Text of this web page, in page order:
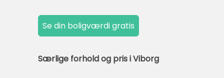
Særlige forhold og pris i Viborg